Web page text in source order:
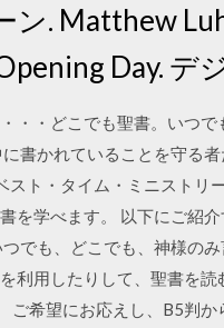
. Matthew
Day. デ
・・どこでも聖書。いつ
書かれていることを守る
ト・タイム・ミニストリ
を学べます。 以下にご紹
でも、どこでも、神様の
用したりして、聖書を読
希望にお応えし、B5判